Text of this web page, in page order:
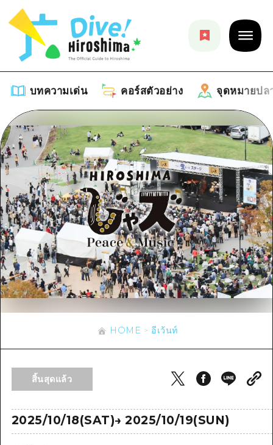
บทความเด่น คอร์สตัวอย่าง จุดหมายปล
บทความเด่น
รายการ
คำแนะนำ
ศิลปะ
งานอีเว้นท์ / เทศกาล
อาหารรสเลิศ / สุรา
การปั่นจักรยาน
สถานบันเทิงยามค่ำคืน
มรดกโลก
ประสบการณ์ / ในการเรียนรู้
คอร์สตัวอย่าง
รายการ
คู่มือ Dive! Hiroshima
ฮิโรชิม่า โมชิ โมชิ ทราเวล
บริเวณรอบเมืองฮิโรชิม่า
บิงโก
บิโฮค
ยามากุจิตะวันออก
จุดหมายปลายทาง
รายการ
บริเวณรอบเมืองฮิโรชิม่า
อากิ
บิงโก
บิโฮคุ
บริเวณรอบๆ มิยาจิมะ
ยามากุจิตะวันออก
จังหวัดเอฮิเมะ
อีเว้นท์
ข้อมูลตามฤดูกาล
ข้อมูลที่เป็นประโยชน์
เข้าถึงเข้าถึง
สรุปการจราจรรอง
ความแออัดของสิ่งอำนวยความสะดวก
HOME
อีเว้นท์
HOME อีเว้นท์
สิ้นสุดแล้ว
2025/10/18(SAT)→2025/10/19(SUN)